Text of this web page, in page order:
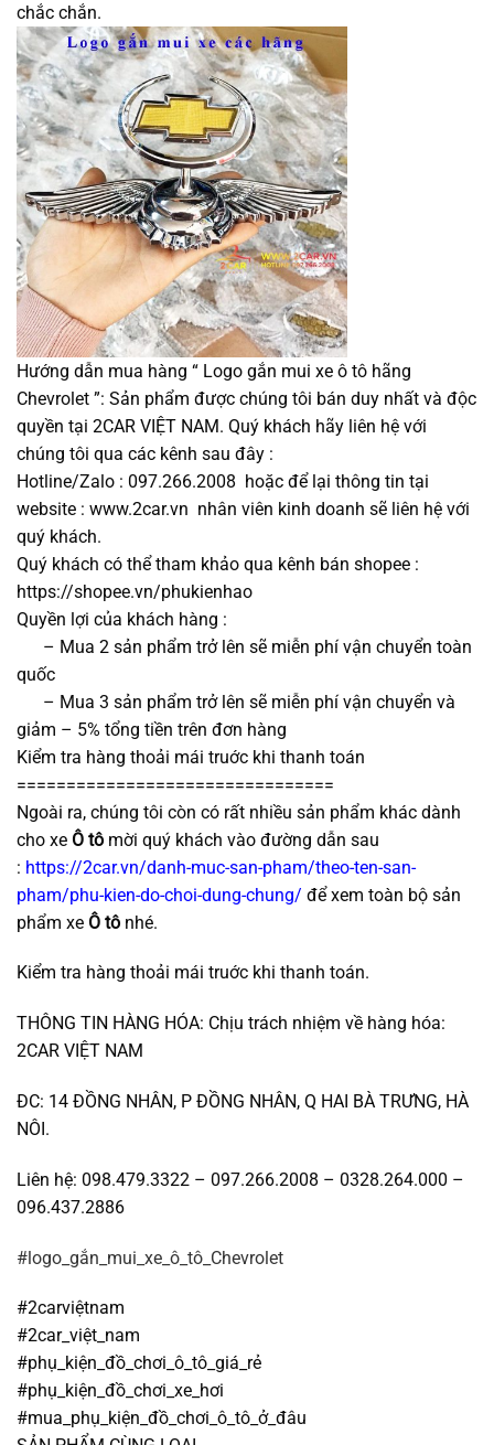
chắc chắn.
Hướng dẫn mua hàng “ Logo gắn mui xe ô tô hãng
Chevrolet ”: Sản phẩm được chúng tôi bán duy nhất và độc
quyền tại 2CAR VIỆT NAM. Quý khách hãy liên hệ với
chúng tôi qua các kênh sau đây :
Hotline/Zalo : 097.266.2008 hoặc để lại thông tin tại
website : www.2car.vn nhân viên kinh doanh sẽ liên hệ với
quý khách.
Quý khách có thể tham khảo qua kênh bán shopee :
https://shopee.vn/phukienhao
Quyền lợi của khách hàng :
– Mua 2 sản phẩm trở lên sẽ miễn phí vận chuyển toàn
quốc
– Mua 3 sản phẩm trở lên sẽ miễn phí vận chuyển và
giảm – 5% tổng tiền trên đơn hàng
Kiểm tra hàng thoải mái truớc khi thanh toán
================================
Ngoài ra, chúng tôi còn có rất nhiều sản phẩm khác dành
cho xe Ô tô mời quý khách vào đường dẫn sau
: https://2car.vn/danh-muc-san-pham/theo-ten-san-
pham/phu-kien-do-choi-dung-chung/ để xem toàn bộ sản
phẩm xe Ô tô nhé.
Kiểm tra hàng thoải mái truớc khi thanh toán.
THÔNG TIN HÀNG HÓA: Chịu trách nhiệm về hàng hóa:
2CAR VIỆT NAM
ĐC: 14 ĐỒNG NHÂN, P ĐỒNG NHÂN, Q HAI BÀ TRƯNG, HÀ
NÔI.
Liên hệ: 098.479.3322 – 097.266.2008 – 0328.264.000 –
096.437.2886
#logo_gắn_mui_xe_ô_tô_Chevrolet
#2carviệtnam
#2car_việt_nam
#phụ_kiện_đồ_chơi_ô_tô_giá_rẻ
#phụ_kiện_đồ_chơi_xe_hơi
#mua_phụ_kiện_đồ_chơi_ô_tô_ở_đâu